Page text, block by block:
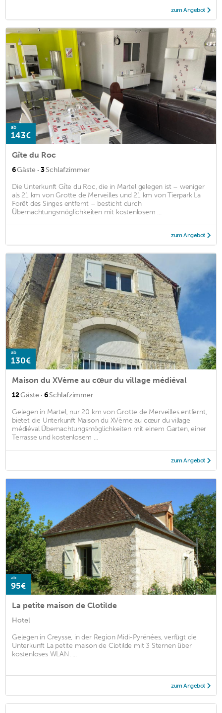
zum Angebot
ab
143€
Gîte du Roc
6Gäste · 3Schlafzimmer
Die Unterkunft Gîte du Roc, die in Martel gelegen ist – weniger
als 21 km von Grotte de Merveilles und 21 km von Tierpark La
Forêt des Singes entfernt – besticht durch
Übernachtungsmöglichkeiten mit kostenlosem ...
zum Angebot
ab
130€
Maison du XVème au cœur du village médiéval
12Gäste · 6Schlafzimmer
Gelegen in Martel, nur 20 km von Grotte de Merveilles entfernt,
bietet die Unterkunft Maison du XVème au cœur du village
médiéval Übernachtungsmöglichkeiten mit einem Garten, einer
Terrasse und kostenlosem ...
zum Angebot
ab
95€
La petite maison de Clotilde
Hotel
Gelegen in Creysse, in der Region Midi-Pyrénées, verfügt die
Unterkunft La petite maison de Clotilde mit 3 Sternen über
kostenloses WLAN. ...
zum Angebot